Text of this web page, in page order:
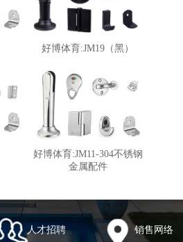
好博体育:JM19（黑）
好博体育:JM11-304不锈钢
金属配件
人才招聘 销售网络